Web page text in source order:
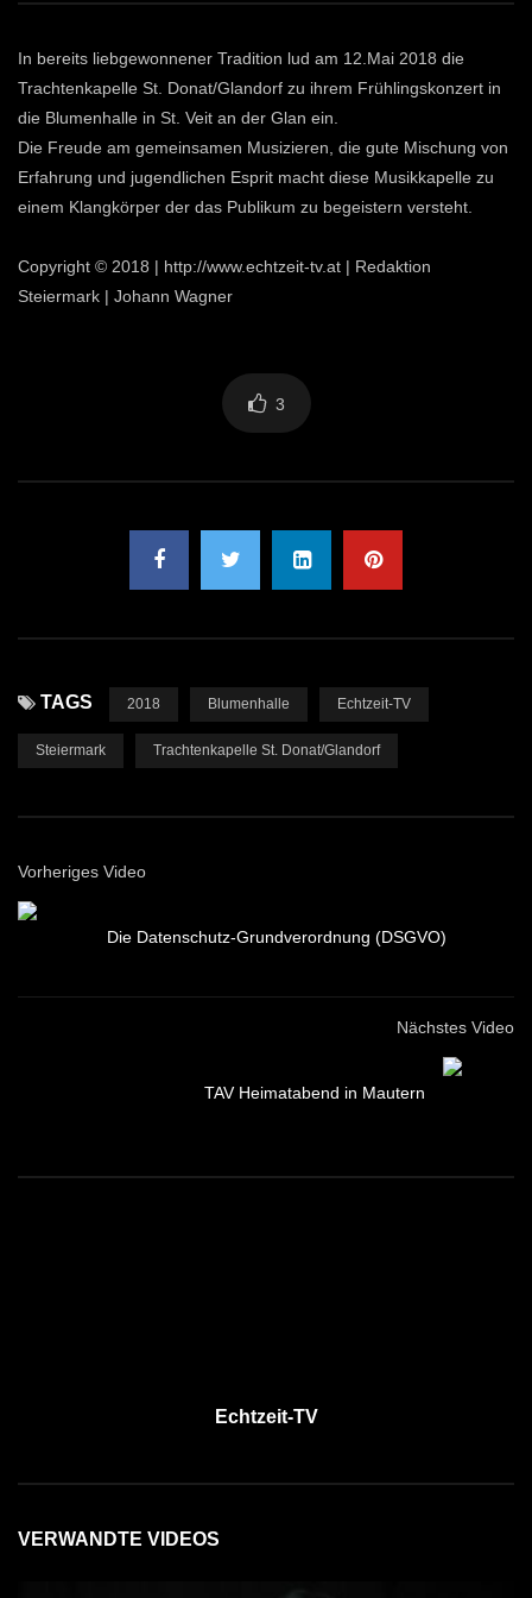
In bereits liebgewonnener Tradition lud am 12.Mai 2018 die
Trachtenkapelle St. Donat/Glandorf zu ihrem Frühlingskonzert in
die Blumenhalle in St. Veit an der Glan ein.
Die Freude am gemeinsamen Musizieren, die gute Mischung von
Erfahrung und jugendlichen Esprit macht diese Musikkapelle zu
einem Klangkörper der das Publikum zu begeistern versteht.
Copyright © 2018 | http://www.echtzeit-tv.at | Redaktion
Steiermark | Johann Wagner
3
TAGS 2018 Blumenhalle Echtzeit-TV
Steiermark Trachtenkapelle St. Donat/Glandorf
Vorheriges Video
Die Datenschutz-Grundverordnung (DSGVO)
Nächstes Video
TAV Heimatabend in Mautern
Echtzeit-TV
VERWANDTE VIDEOS